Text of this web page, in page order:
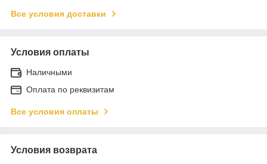
Все условия доставки
Условия оплаты
Наличными
Оплата по реквизитам
Все условия оплаты
Условия возврата